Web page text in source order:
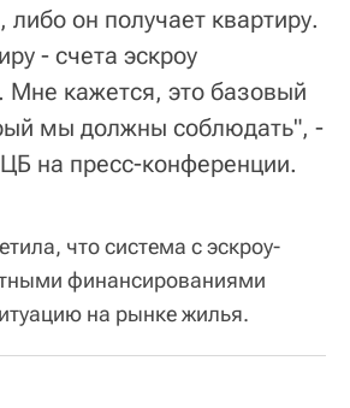
он получает квартиру.
- счета эскроу
Мне кажется, это базовый
мы должны соблюдать", -
на пресс-конференции.
что система с эскроу-
финансированиями
на рынке жилья.